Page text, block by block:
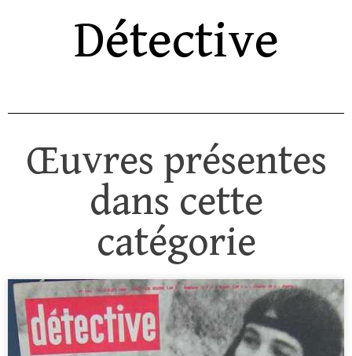
Détective
Œuvres présentes
dans cette
catégorie